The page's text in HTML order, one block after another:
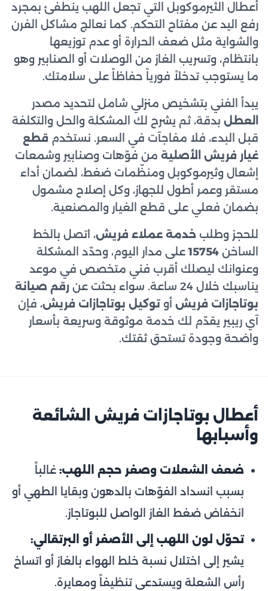
أعطال الثيرموكوبل التي تجعل اللهب ينطفئ بمجرد
رفع اليد عن مفتاح التحكم. كما نعالج مشاكل الفرن
والشواية مثل ضعف الحرارة أو عدم توزيعها
بانتظام، وتسريب الغاز من الوصلات أو الصنابير وهو
ما يستوجب تدخلاً فورياً حفاظاً على سلامتك.
يبدأ الفني بتشخيص منزلي شامل لتحديد مصدر
العطل بدقة، ثم يشرح لك المشكلة والحل والتكلفة
قبل البدء، فلا مفاجآت في السعر. نستخدم قطع
غيار فريش الأصلية من فوّهات وصنابير وشمعات
إشعال وثيرموكوبل ومنظّمات ضغط، لضمان أداء
مستقر وعمر أطول للجهاز، وكل إصلاح مشمول
بضمان فعلي على قطع الغيار والمصنعية.
للحجز وطلب خدمة عملاء فريش، اتصل بالخط
الساخن 15754على مدار اليوم، وحدّد المشكلة
وعنوانك ليصلك أقرب فني متخصص في موعد
يناسبك خلال 24 ساعة. سواء بحثت عن
رقم صيانة
بوتاجازات فريش أو توكيل بوتاجازات فريش، فإن
آي ريبير يقدّم لك خدمة موثوقة وسريعة بأسعار
واضحة وجودة تستحق ثقتك.
أعطال بوتاجازات فريش الشائعة
وأسبابها
ضعف الشعلات وصغر حجم اللهب: غالباً
بسبب انسداد الفوّهات بالدهون وبقايا الطهي أو
انخفاض ضغط الغاز الواصل للبوتاجاز.
تحوّل لون اللهب إلى الأصفر أو البرتقالي:
يشير إلى اختلال نسبة خلط الهواء بالغاز أو اتساخ
رأس الشعلة ويستدعي تنظيفاً ومعايرة.